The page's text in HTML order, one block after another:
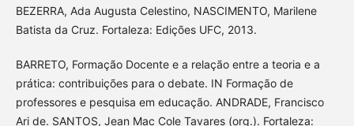
BEZERRA, Ada Augusta Celestino, NASCIMENTO, Marilene
Batista da Cruz. Fortaleza: Edições UFC, 2013.
BARRETO, Formação Docente e a relação entre a teoria e a
prática: contribuições para o debate. IN Formação de
professores e pesquisa em educação. ANDRADE, Francisco
Ari de. SANTOS, Jean Mac Cole Tavares (org.). Fortaleza: